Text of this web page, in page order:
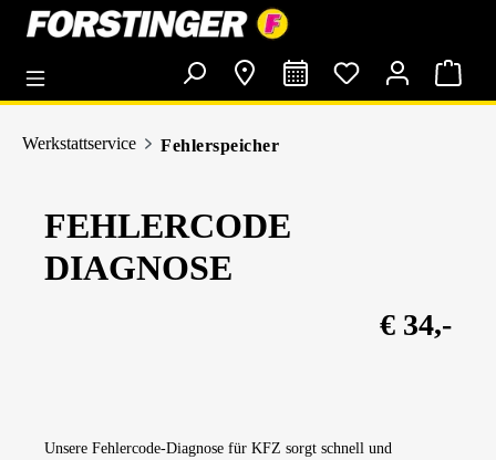
springen
Werkstattservice Fehlerspeicher
FEHLERCODE
DIAGNOSE
€ 34,-
Unsere Fehlercode-Diagnose für KFZ sorgt schnell und